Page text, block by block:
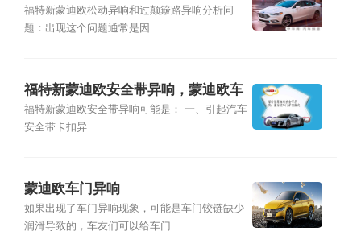
簸路异响
福特新蒙迪欧松动异响和过颠簸路异响分析问
题：出现这个问题通常是因...
福特新蒙迪欧安全带异响，蒙迪欧车
门异响解决
福特新蒙迪欧安全带异响可能是： 一、引起汽车
安全带卡扣异...
蒙迪欧车门异响
如果出现了车门异响现象，可能是车门铰链缺少
润滑导致的，车友们可以给车门...